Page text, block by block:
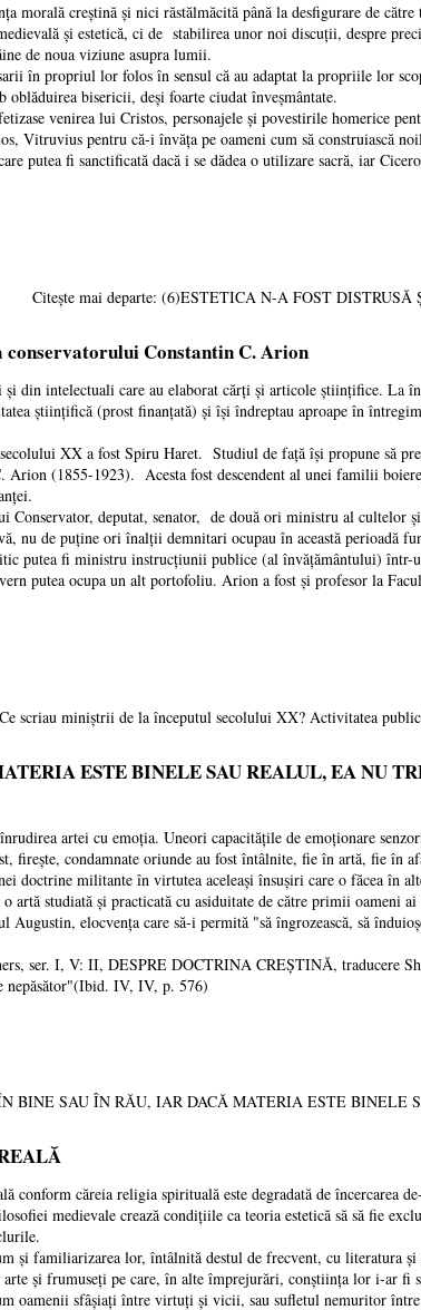
creștină și nici răstălmăcită până la desfigurare de către
și estetică, ci de stabilirea unor noi discuții, despre
de noua viziune asupra lumii.
propriul lor folos în sensul că au adaptat la propriile lor
oblăduirea bisericii, deși foarte ciudat înveșmântate.
venirea lui Cristos, personajele și povestirile homerice
Vitruvius pentru că-i învăța pe oameni cum să construiască
putea fi sanctificată dacă i se dădea o utilizare sacră, iar
Citește mai departe: (6)ESTETICA N-A FOST
Constantin C. Arion
din intelectuali care au elaborat cărți și articole științifice. La
științifică (prost finanțată) și își îndreptau aproape în
XX a fost Spiru Haret. Studiul de față își propune să
(1855-1923). Acesta fost descendent al unei familii
deputat, senator, de două ori ministru al cultelor
nu de puține ori înalții demnitari ocupau în această perioadă
putea fi ministru instrucțiunii publice (al învățământului) într-
putea ocupa un alt portofoliu. Arion a fost și profesor la
scriau miniștrii de la începutul secolului XX? Activitatea
ESTE BINELE SAU REALUL, EA NU
artei cu emoția. Uneori capacitățile de emoționare
firește, condamnate oriunde au fost întâlnite, fie în artă, fie în
militante în virtutea aceleași însușiri care o făcea în
artă studiată și practicată cu asiduitate de către primii oameni
elocvența care să-i permită "să îngrozească, să
ser. I, V: II, DESPRE DOCTRINA CREȘTINĂ, traducere
nepăsător"(Ibid. IV, IV, p. 576)
BINE SAU ÎN RĂU, IAR DACĂ MATERIA ESTE BINELE
căreia religia spirituală este degradată de încercarea
medievale crează condițiile ca teoria estetică să să fie
lor, întâlnită destul de frecvent, cu literatura și
arte și frumuseți pe care, în alte împrejurări, conștiința lor i-ar fi
sfâșiați între virtuți și vicii, sau sufletul nemuritor